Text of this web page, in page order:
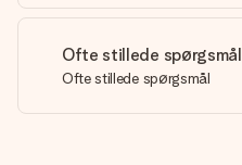
Ofte stillede spørgsmål
Ofte stillede spørgsmål